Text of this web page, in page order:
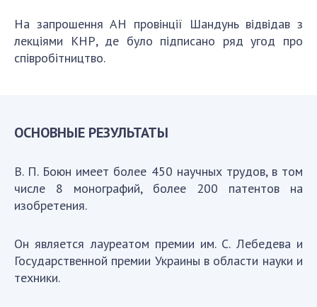
На запрошення АН провінції Шандунь відвідав з
лекціями КНР, де було підписано ряд угод про
співробітництво.
ОСНОВНЫЕ РЕЗУЛЬТАТЫ
В. П. Боюн имеет более 450 научных трудов, в том
числе 8 монографий, более 200 патентов на
изобретения.
Он является лауреатом премии им. С. Лебедева и
Государственной премии Украины в области науки и
техники.